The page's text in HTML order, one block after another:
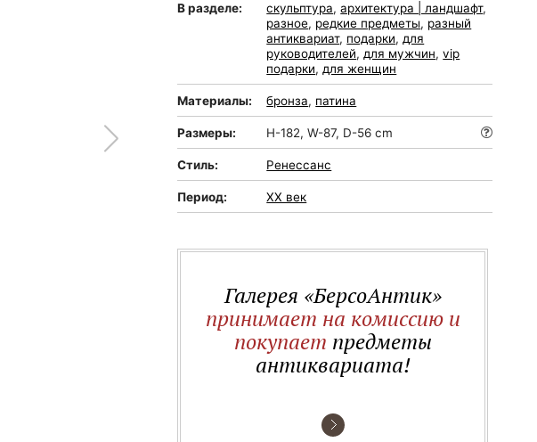
В разделе: скульптура,архитектура | ландшафт,
разное, редкие предметы, разный
антиквариат, подарки, для
руководителей, для мужчин,vip
подарки, для женщин
Материалы: бронза, патина
Размеры: H-182, W-87, D-56 cm
Стиль: Ренессанс
Период: XX век
Галерея «БерсоАнтик»
принимает на комиссию и
покупает предметы
антиквариата!